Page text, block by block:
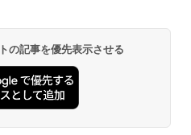
の記事を優先表示させる